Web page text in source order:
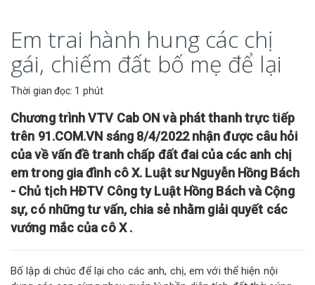
Em trai hành hung các chị
gái, chiếm đất bố mẹ để lại
Thời gian đọc: 1 phút
Chương trình VTV Cab ON và phát thanh trực tiếp
trên 91.COM.VN sáng 8/4/2022 nhận được câu hỏi
của về vấn đề tranh chấp đất đai của các anh chị
em trong gia đình cô X. Luật sư Nguyễn Hồng Bách
- Chủ tịch HĐTV Công ty Luật Hồng Bách và Cộng
sự, có những tư vấn, chia sẻ nhằm giải quyết các
vướng mắc của cô X .
Bố lập di chúc để lại cho các anh, chị, em với thể hiện nội